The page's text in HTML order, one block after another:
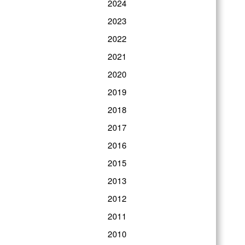
2024
2023
2022
2021
2020
2019
2018
2017
2016
2015
2013
2012
2011
2010